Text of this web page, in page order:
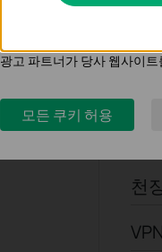
기
기
천
광고 파트너가 당사 웹사이
모든 쿠키 허용